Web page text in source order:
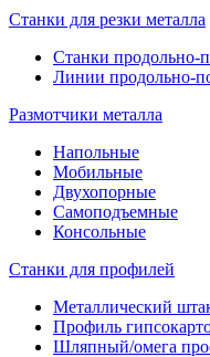
Станки для резки металла
Станки продольно-
Линии продольно-
Размотчики металла
Напольные
Мобильные
Двухопорные
Самоподъемные
Консольные
Станки для профилей
Металлический
Профиль
Шляпный/омега